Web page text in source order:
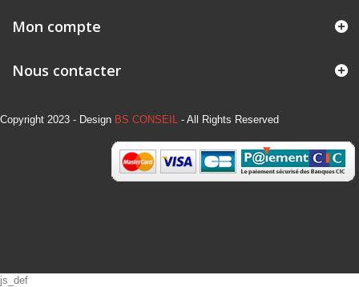
Mon compte
Nous contacter
Copyright 2023 - Design BS CONSEIL - All Rights Reserved
js_def